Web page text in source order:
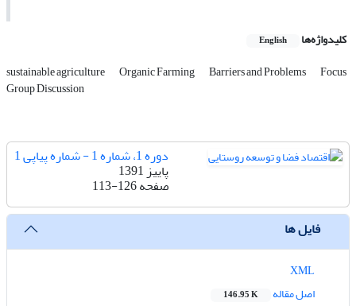
کلیدواژه‌ها English
sustainable agriculture Organic Farming Barriers and Problems Focus
Group Discussion
دوره 1، شماره 1 - شماره پیاپی 1
پاییز 1391
صفحه113-126
فایل ها
اصل مقاله
146.95 K